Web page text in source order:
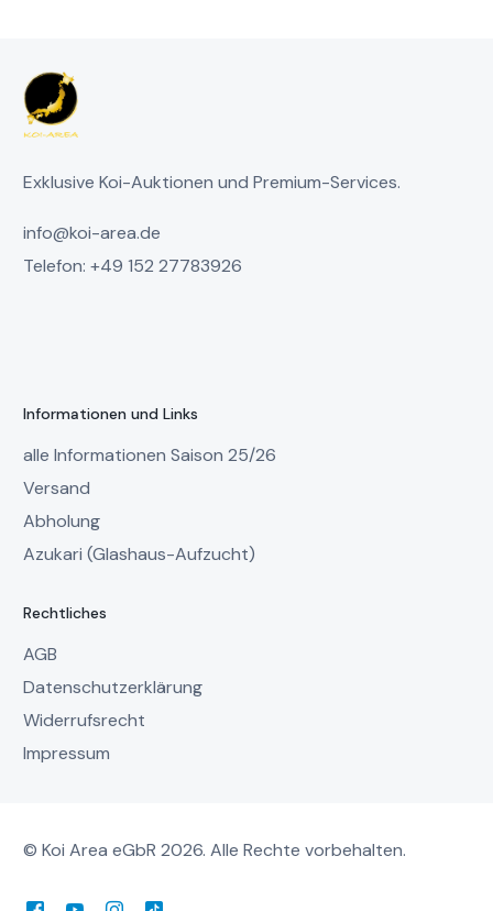
Exklusive Koi-Auktionen und Premium-Services.
info@koi-area.de
Telefon: +49 152 27783926
Informationen und Links
alle Informationen Saison 25/26
Versand
Abholung
Azukari (Glashaus-Aufzucht)
Rechtliches
AGB
Datenschutzerklärung
Widerrufsrecht
Impressum
© Koi Area eGbR 2026. Alle Rechte vorbehalten.